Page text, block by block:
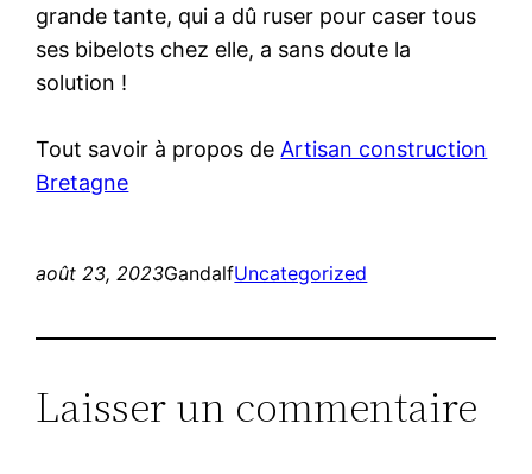
grande tante, qui a dû ruser pour caser tous
ses bibelots chez elle, a sans doute la
solution !
Tout savoir à propos de Artisan construction
Bretagne
août 23, 2023GandalfUncategorized
Laisser un commentaire